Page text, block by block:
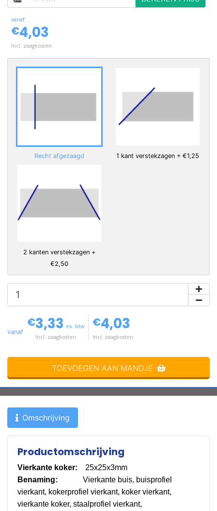
vanaf
€4,03
Incl. zaagkosten
Recht afgezaagd 1 kant verstekzagen + €1,25
2 kanten verstekzagen +
€2,50
vanaf
€3,33 ex. btw
Incl. zaagkosten
€4,03
Incl. zaagkosten
TOEVOEGEN AAN MANDJE
Omschrijving
Productomschrijving
Vierkante koker: 25x25x3mm
Benaming: Vierkante buis, buisprofiel
vierkant, kokerprofiel vierkant, koker vierkant,
vierkante koker, staalprofiel vierkant,